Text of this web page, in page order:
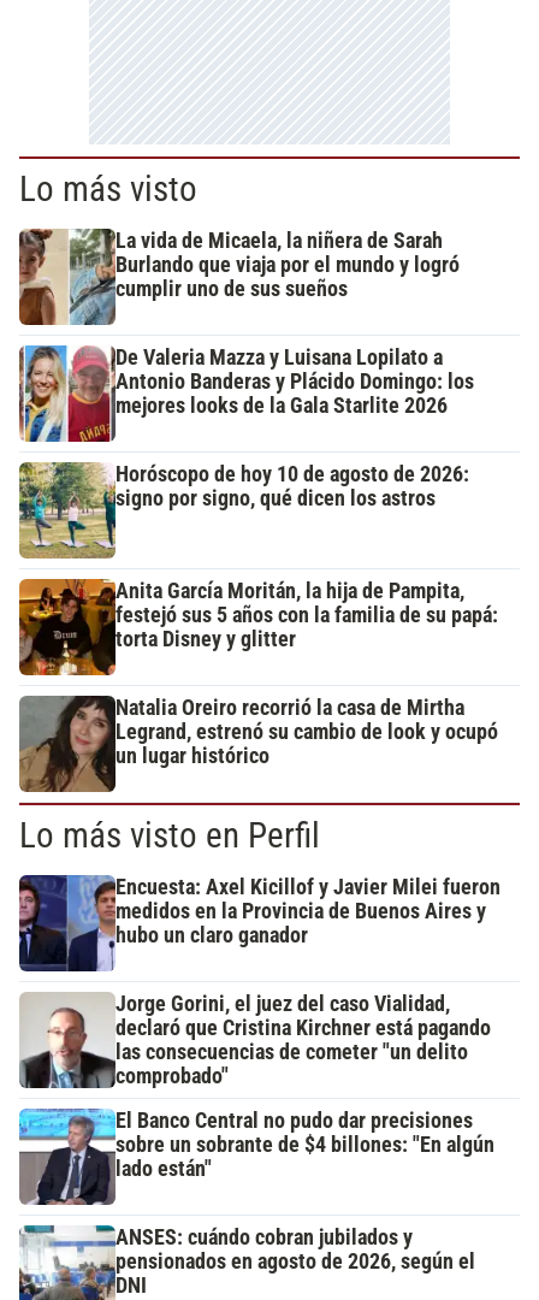
Lo más visto
La vida de Micaela, la niñera de Sarah
Burlando que viaja por el mundo y logró
cumplir uno de sus sueños
De Valeria Mazza y Luisana Lopilato a
Antonio Banderas y Plácido Domingo: los
mejores looks de la Gala Starlite 2026
Horóscopo de hoy 10 de agosto de 2026:
signo por signo, qué dicen los astros
Anita García Moritán, la hija de Pampita,
festejó sus 5 años con la familia de su papá:
torta Disney y glitter
Natalia Oreiro recorrió la casa de Mirtha
Legrand, estrenó su cambio de look y ocupó
un lugar histórico
Lo más visto en Perfil
Encuesta: Axel Kicillof y Javier Milei fueron
medidos en la Provincia de Buenos Aires y
hubo un claro ganador
Jorge Gorini, el juez del caso Vialidad,
declaró que Cristina Kirchner está pagando
las consecuencias de cometer "un delito
comprobado"
El Banco Central no pudo dar precisiones
sobre un sobrante de $4 billones: "En algún
lado están"
ANSES: cuándo cobran jubilados y
pensionados en agosto de 2026, según el
DNI